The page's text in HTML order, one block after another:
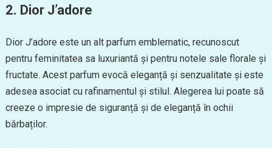
2. Dior J’adore
Dior J’adore este un alt parfum emblematic, recunoscut
pentru feminitatea sa luxuriantă și pentru notele sale florale și
fructate. Acest parfum evocă eleganță și senzualitate și este
adesea asociat cu rafinamentul și stilul. Alegerea lui poate să
creeze o impresie de siguranță și de eleganță în ochii
bărbaților.